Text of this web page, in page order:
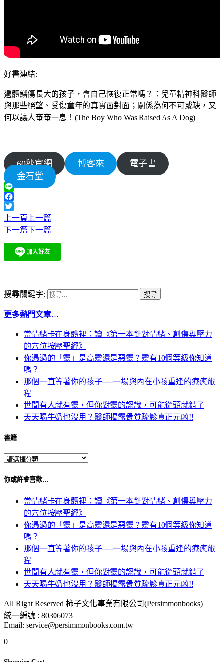
好書連結:
遍體鱗傷長大的孩子，會自己恢復正常嗎？：兒童精神科醫師
與那些絕望、受傷童年的真實面對面；關係為何不可或缺，又
何以讓人奄奄一息！(The Boy Who Was Raised As A Dog)
60秒官網 博客來
電子書
金石堂
Line
Facebook
Twitter
上一頁 上一篇
下一篇下一篇
搜尋關鍵字:
更多熱門文章…
當情緒卡在身體裡：讀《第一本針對情緒、創傷與壓力
的穴位按壓聖經》
你遇過的「靈」是高靈還是惡靈？靈有10個等級你知道
嗎？
那個一直等著你的孩子──一場與內在小孩重逢的療癒旅
程
世間有人就有靈，但你對靈的認識，可能從頭就錯了
天天喝牛奶也沒用？醫師揭露骨質疏鬆真正元凶!!
書籍
你或許會喜歡…
當情緒卡在身體裡：讀《第一本針對情緒、創傷與壓力
的穴位按壓聖經》
你遇過的「靈」是高靈還是惡靈？靈有10個等級你知道
嗎？
那個一直等著你的孩子──一場與內在小孩重逢的療癒旅
程
世間有人就有靈，但你對靈的認識，可能從頭就錯了
天天喝牛奶也沒用？醫師揭露骨質疏鬆真正元凶!!
All Right Reserved 柿子文化事業有限公司(Persimmonbooks)
統一編號 : 80306073
Email: service@persimmonbooks.com.tw
0